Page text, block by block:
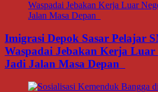
Imigrasi Depok Sasar Pelajar
Waspadai Jebakan Kerja Luar
Jadi Jalan Masa Depan